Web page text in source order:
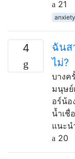
21
anxiety
4
ฉันส
ไม่?
บางค
มนุษย์
อร์น้อ
น้ำเชื่
แนะน
20